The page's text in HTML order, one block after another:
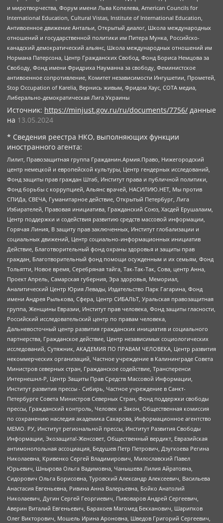
и миротворчества, Форум имени Льва Копелева, American Councils for
International Education, Cultural Vistas, Institute of International Education,
Антивоенное движение Антальи, Открытый диалог, Школа международных
отношений и государственной политики им Питера Мунка, Российско-
канадский демократический альянс, Школа международных отношений им
Нормана Патерсона, Центр Гражданских Свобод, Фонд Бориса Немцова за
Свободу, Фонд имени Фридриха Науманна за свободу, Феминистское
антивоенное сопротивление, Комитет независимости Ингушетии, Прометей,
Stop Occupation of Karelia, Вернись живым, Фридом Хаус, СОТА медиа,
Либерально-демократическая Лига Украины
Источник: https://minjust.gov.ru/ru/documents/7756/ данные
на 13.05.2024
* Сведения реестра НКО, выполняющих функции
иностранного агента:
Лилит, Правозащитная группа Гражданин.Армия.Право, Нижегородский
центр немецкой и европейской культуры, Центр гендерных исследований,
Фонд защиты прав граждан Штаб, Институт права и публичной политики,
Фонд борьбы с коррупцией, Альянс врачей, НАСИЛИЮ.НЕТ, Мы против
СПИДа, СВЕЧА, Гуманитарное действие, Открытый Петербург, Лига
Избирателей, Правовая инициатива, Гражданский Союз, Хасдей Ерушалаим,
Центр поддержки и содействия развитию средств массовой информации,
Горячая Линия, В защиту прав заключенных, Институт глобализации и
социальных движений, Центр социально-информационных инициатив
Действие, Благотворительный фонд охраны здоровья и защиты прав
граждан, Благотворительный фонд помощи осужденным и их семьям, Фонд
Тольятти, Новое время, Серебряная тайга, Так-Так-Так, Сова, центр Анна,
Проект Апрель, Самарская губерния, Эра здоровья, Мемориал,
Аналитический Центр Юрия Левады, Издательство Парк Гагарина, Фонд
имени Андрея Рылькова, Сфера, Центр СИБАЛЬТ, Уральская правозащитная
группа, Женщины Евразии, Институт прав человека, Фонд защиты гласности,
Российский исследовательский центр по правам человека,
Дальневосточный центр развития гражданских инициатив и социального
партнерства, Гражданское действие, Центр независимых социологических
исследований, Сутяжник, АКАДЕМИЯ ПО ПРАВАМ ЧЕЛОВЕКА, Центр развития
некоммерческих организаций, Частное учреждение в Калининграде Совета
Министров северных стран, Гражданское содействие, Трансперенси
Интернешнл-Р, Центр Защиты Прав Средств Массовой Информации,
Институт развития прессы - Сибирь, Частное учреждение в Санкт-
Петербурге Совета Министров Северных Стран, Фонд поддержки свободы
прессы, Гражданский контроль, Человек и Закон, Общественная комиссия
по сохранению наследия академика Сахарова, Информационное агентство
МЕМО. РУ, Институт региональной прессы, Институт Развития Свободы
Информации, Экозащита!-Женсовет, Общественный вердикт, Евразийская
антимонопольная ассоциация, Бедушев Петр Петрович, Дзугкоева Регина
Николаевна, Кривенко Сергей Владимирович, Милославский Павел
Юрьевич, Шнырова Ольга Вадимовна, Чанышева Лилия Айратовна,
Сидорович Ольга Борисовна, Туровский Александр Алексеевич, Васильева
Анастасия Евгеньевна, Ривина Анна Валерьевна, Бойко Анатолий
Николаевич, Дугин Сергей Георгиевич, Пивоваров Андрей Сергеевич,
Аверин Виталий Евгеньевич, Барахоев Магомед Бекханович, Шарипков
Олег Викторович, Мошель Ирина Ароновна, Шведов Григорий Сергеевич,